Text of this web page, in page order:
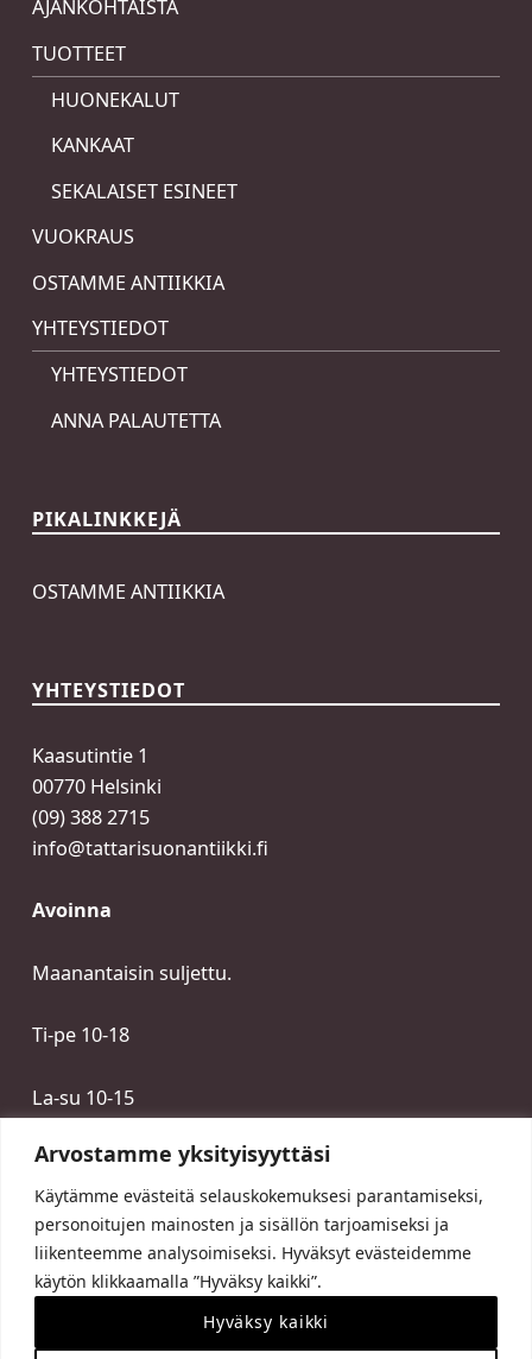
Arvostamme yksityisyyttäsi
Käytämme evästeitä selauskokemuksesi parantamiseksi,
personoitujen mainosten ja sisällön tarjoamiseksi ja
liikenteemme analysoimiseksi. Hyväksyt evästeidemme
käytön klikkaamalla ”Hyväksy kaikki”.
Hyväksy kaikki
AJANKOHTAISTA
TUOTTEET
HUONEKALUT
KANKAAT
SEKALAISET ESINEET
VUOKRAUS
OSTAMME ANTIIKKIA
YHTEYSTIEDOT
YHTEYSTIEDOT
ANNA PALAUTETTA
PIKALINKKEJÄ
OSTAMME ANTIIKKIA
YHTEYSTIEDOT
Kaasutintie 1
00770 Helsinki
(09) 388 2715
info@tattarisuonantiikki.fi
Avoinna
Maanantaisin suljettu.
Ti-pe 10-18
La-su 10-15